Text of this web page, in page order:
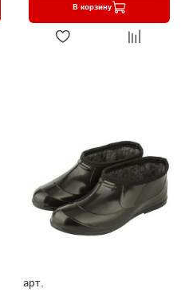
В корзину
арт.